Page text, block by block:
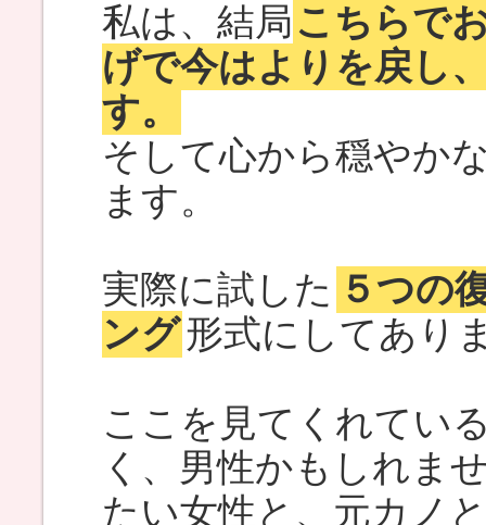
私は、結局 こちらで
げで今はよりを戻し
す。
そして心から穏やか
ます。
実際に試した ５つの
ング形式にしてあり
ここを見てくれてい
く、男性かもしれま
たい女性と、元カノ